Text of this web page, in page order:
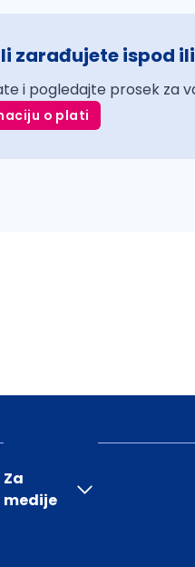
zarađujete ispod
i pogledajte prosek za
o plati
Za
medije